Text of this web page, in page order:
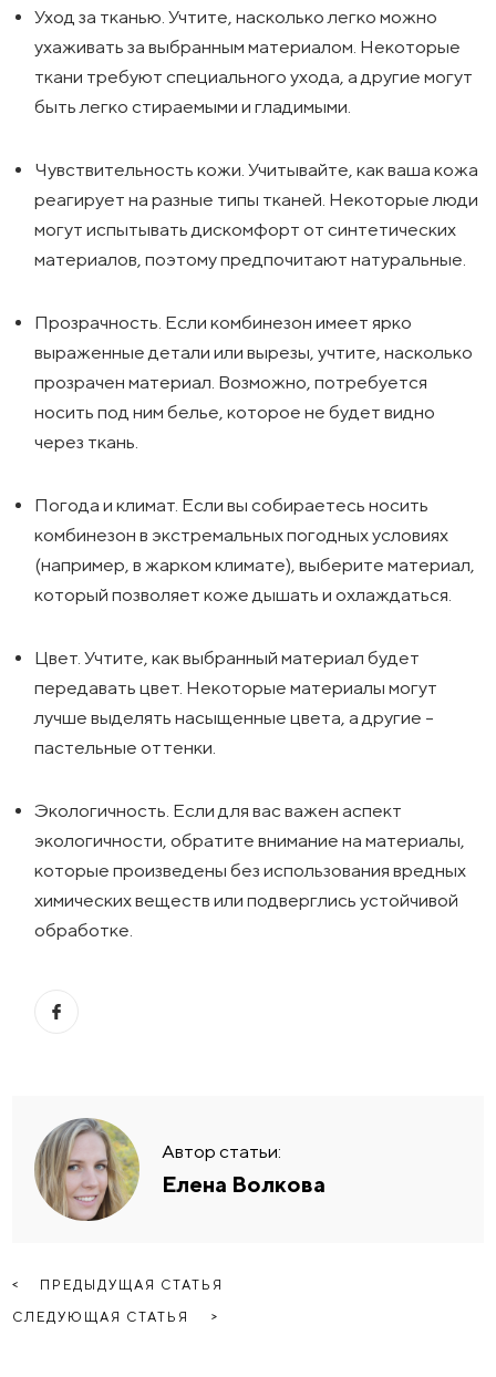
Уход за тканью. Учтите, насколько легко можно
ухаживать за выбранным материалом. Некоторые
ткани требуют специального ухода, а другие могут
быть легко стираемыми и гладимыми.
Чувствительность кожи. Учитывайте, как ваша кожа
реагирует на разные типы тканей. Некоторые люди
могут испытывать дискомфорт от синтетических
материалов, поэтому предпочитают натуральные.
Прозрачность. Если комбинезон имеет ярко
выраженные детали или вырезы, учтите, насколько
прозрачен материал. Возможно, потребуется
носить под ним белье, которое не будет видно
через ткань.
Погода и климат. Если вы собираетесь носить
комбинезон в экстремальных погодных условиях
(например, в жарком климате), выберите материал,
который позволяет коже дышать и охлаждаться.
Цвет. Учтите, как выбранный материал будет
передавать цвет. Некоторые материалы могут
лучше выделять насыщенные цвета, а другие -
пастельные оттенки.
Экологичность. Если для вас важен аспект
экологичности, обратите внимание на материалы,
которые произведены без использования вредных
химических веществ или подверглись устойчивой
обработке.
Автор статьи:
Елена Волкова
ПРЕДЫДУЩАЯ СТАТЬЯ
СЛЕДУЮЩАЯ СТАТЬЯ